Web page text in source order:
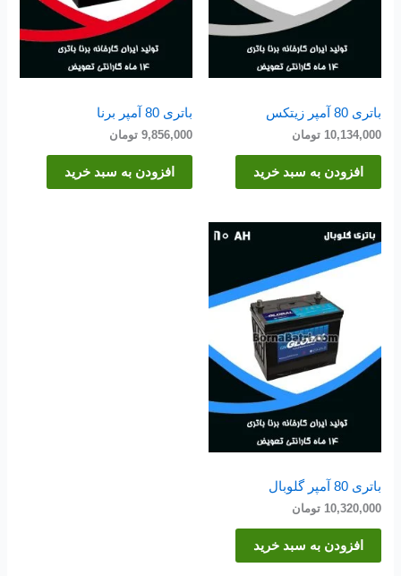
باتری 80 آمپر زیتکس
10,134,000 تومان
افزودن به سبد خرید
باتری 80 آمپر برنا
9,856,000 تومان
افزودن به سبد خرید
باتری 80 آمپر گلوبال
10,320,000 تومان
افزودن به سبد خرید